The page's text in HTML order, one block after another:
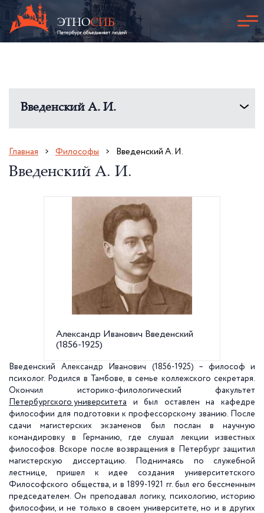
Введенский А. И.
Главная Философы Введенский А. И.
Введенский А. И.
Александр Иванович Введенский
(1856-1925)
Введенский Александр Иванович (1856-1925) – философ и
психолог. Родился в Тамбове, в семье коллежского секретаря.
Окончил историко-филологический факультет
Петербургского университета и был оставлен на кафедре
философии для подготовки к профессорскому званию. После
сдачи магистерских экзаменов был послан в научную
командировку в Германию, где слушал лекции известных
философов. Вскоре после возвращения в Петербург защитил
магистерскую диссертацию. Поднимаясь по служебной
лестнице, пришел к идее создания университетского
Философского общества, и в 1899-1921 гг. был его бессменным
председателем. Он преподавал логику, психологию, историю
философии, и не только в своем университете, но и в других